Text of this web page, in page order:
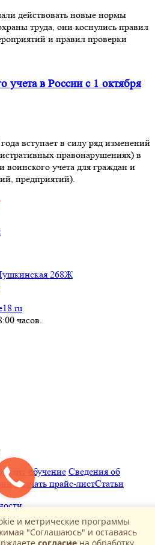
действовать новые нормы
труда, они коснулись правил
и правил проверки
учета в России с 1 октября
вступает в силу ряд изменений
правонарушениях) в
воинского учета для граждан и
предприятий).
268Ж
часов.
обучение Сведения об
Скачать прайс-листСтатьи
и метрические программы
"Соглашаюсь" и оставаясь